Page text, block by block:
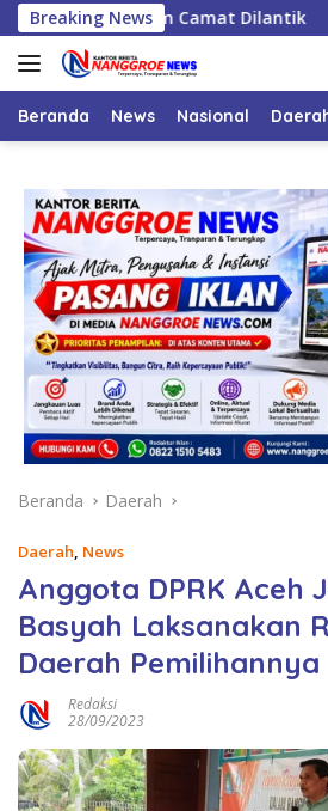
Langsung
ke
konten
Breaking News
Enam Camat Dilantik
Beranda News Nasional
Beranda Daerah
Daerah News
Anggota DPRK Aceh
Basyah Laksanakan
Daerah Pemilihannya
Redaksi
28/09/2023